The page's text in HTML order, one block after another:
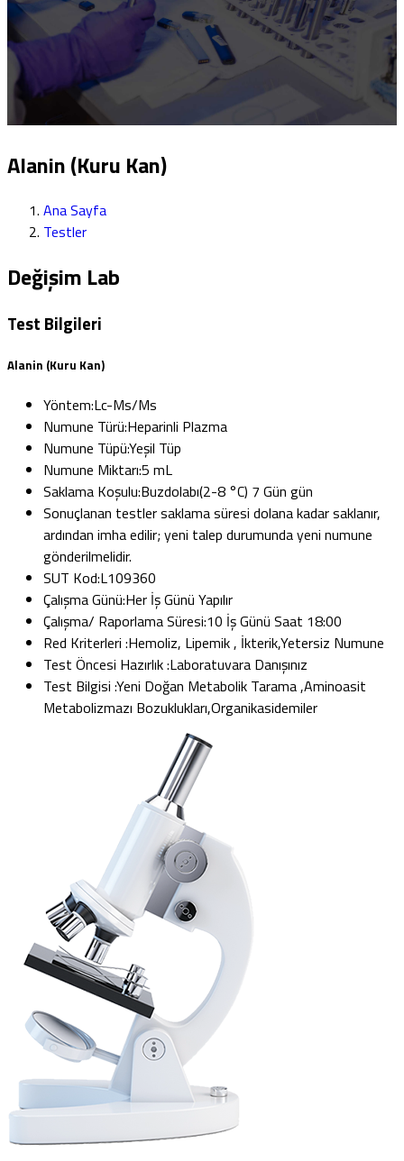
Alanin (Kuru Kan)
Ana Sayfa
Testler
Değişim Lab
Test Bilgileri
Alanin (Kuru Kan)
Yöntem:Lc-Ms/Ms
Numune Türü:Heparinli Plazma
Numune Tüpü:Yeşil Tüp
Numune Miktarı:5 mL
Saklama Koşulu:Buzdolabı(2-8 °C) 7 Gün gün
Sonuçlanan testler saklama süresi dolana kadar saklanır,
ardından imha edilir; yeni talep durumunda yeni numune
gönderilmelidir.
SUT Kod:L109360
Çalışma Günü:Her İş Günü Yapılır
Çalışma/ Raporlama Süresi:10 İş Günü Saat 18:00
Red Kriterleri :Hemoliz, Lipemik , İkterik,Yetersiz Numune
Test Öncesi Hazırlık :Laboratuvara Danışınız
Test Bilgisi :Yeni Doğan Metabolik Tarama ,Aminoasit
Metabolizmazı Bozuklukları,Organikasidemiler